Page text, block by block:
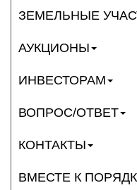
ЗЕМЕЛЬНЫЕ
АУКЦИОНЫ
ИНВЕСТОРАМ
ВОПРОС/ОТВЕТ
КОНТАКТЫ
ВМЕСТЕ К